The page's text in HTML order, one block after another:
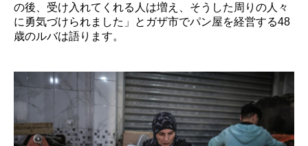
の後、受け入れてくれる人は増え、そうした周りの人々
に勇気づけられました」とガザ市でパン屋を経営する48
歳のルバは語ります。